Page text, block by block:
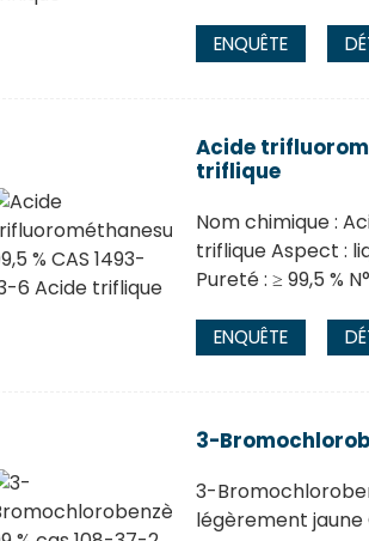
ENQUÊTE
Acide
triflique
Nom chimique :
triflique Aspect :
Pureté : ≥ 99,5 %
ENQUÊTE
3-
3-
légèrement jaune